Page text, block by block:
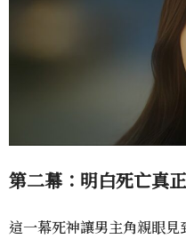
第二幕： 明白死亡真正
這一幕死神讓男主角親眼